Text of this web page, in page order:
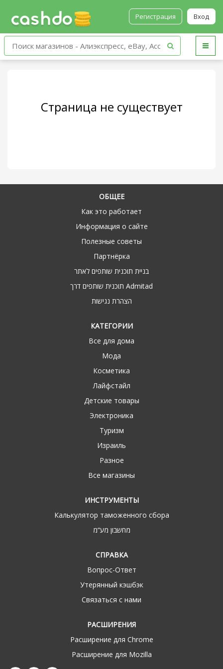
Регистрация Вход
Страница не существует
ОБЩЕЕ
Как это работает
Информация о сайте
Полезные советы
Партнёрка
בניית תוכנית שותפים לאתר
תוכנית שותפים דרך Admitad
הצהרת נגישות
КАТЕГОРИИ
Все для дома
Мода
Косметика
Лайфстайл
Детские товары
Электроника
Туризм
Израиль
Разное
Все магазины
ИНСТРУМЕНТЫ
Калькулятор таможенного сбора
מחשבון מע“מ
СПРАВКА
Вопрос-Ответ
Утерянный кэшбэк
Связаться с нами
РАСШИРЕНИЯ
Расширение для Chrome
Расширение для Mozilla